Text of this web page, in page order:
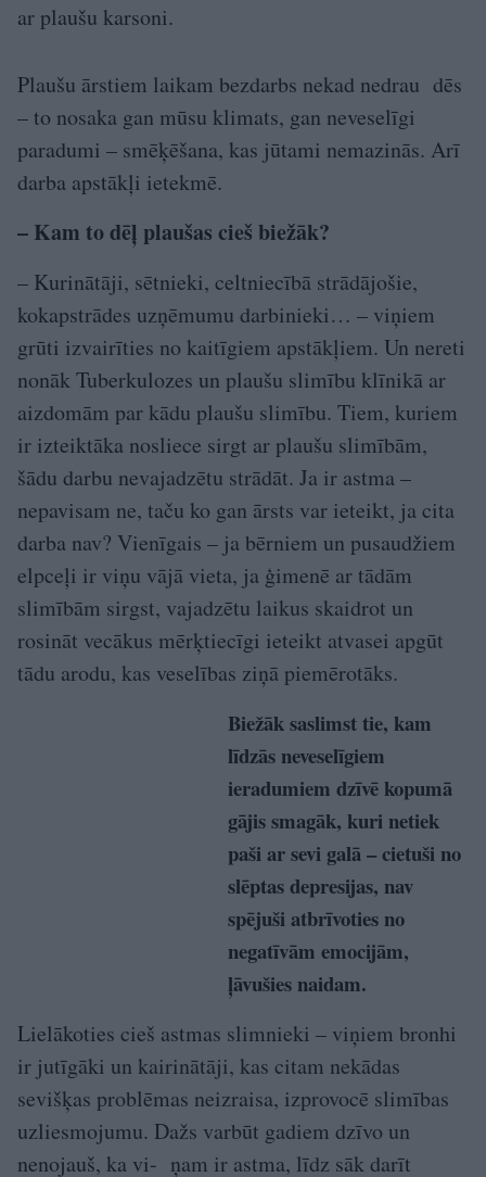
ar plaušu karsoni.
Plaušu ārstiem laikam bezdarbs nekad nedrau dēs
– to nosaka gan mūsu klimats, gan neveselīgi
paradumi – smēķēšana, kas jūtami nemazinās. Arī
darba apstākļi ietekmē.
– Kam to dēļ plaušas cieš biežāk?
– Kurinātāji, sētnieki, celtniecībā strādājošie,
kokapstrādes uzņēmumu darbinieki… – viņiem
grūti izvairīties no kaitīgiem apstākļiem. Un nereti
nonāk Tuberkulozes un plaušu slimību klīnikā ar
aizdomām par kādu plaušu slimību. Tiem, kuriem
ir izteiktāka nosliece sirgt ar plaušu slimībām,
šādu darbu nevajadzētu strādāt. Ja ir astma –
nepavisam ne, taču ko gan ārsts var ieteikt, ja cita
darba nav? Vienīgais – ja bērniem un pusaudžiem
elpceļi ir viņu vājā vieta, ja ģimenē ar tādām
slimībām sirgst, vajadzētu laikus skaidrot un
rosināt vecākus mērķtiecīgi ieteikt atvasei apgūt
tādu arodu, kas veselības ziņā piemērotāks.
Biežāk saslimst tie, kam
līdzās neveselīgiem
ieradumiem dzīvē kopumā
gājis smagāk, kuri netiek
paši ar sevi galā – cietuši no
slēptas depresijas, nav
spējuši atbrīvoties no
negatīvām emocijām,
ļāvušies naidam.
Lielākoties cieš astmas slimnieki – viņiem bronhi
ir jutīgāki un kairinātāji, kas citam nekādas
sevišķas problēmas neizraisa, izprovocē slimības
uzliesmojumu. Dažs varbūt gadiem dzīvo un
nenojauš, ka vi- ņam ir astma, līdz sāk darīt